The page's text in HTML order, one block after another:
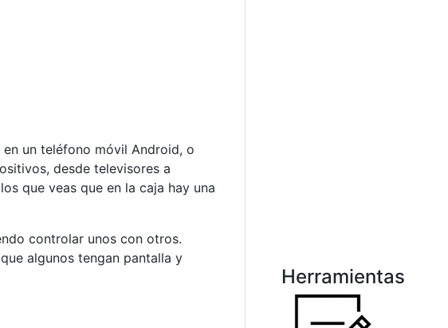
un teléfono móvil Android, o
desde televisores a
que veas que en la caja hay una
controlar unos con otros.
algunos tengan pantalla y
Herramientas